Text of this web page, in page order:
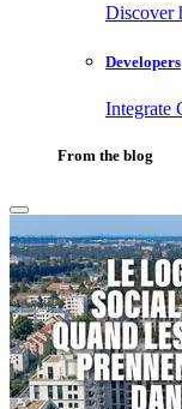
Discover
Developers
Integrate
From the blog